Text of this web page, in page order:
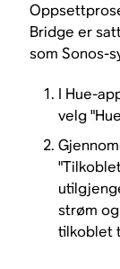
Bridge er
som Sonos-
I Hue-
velg
strøm
tilkoblet